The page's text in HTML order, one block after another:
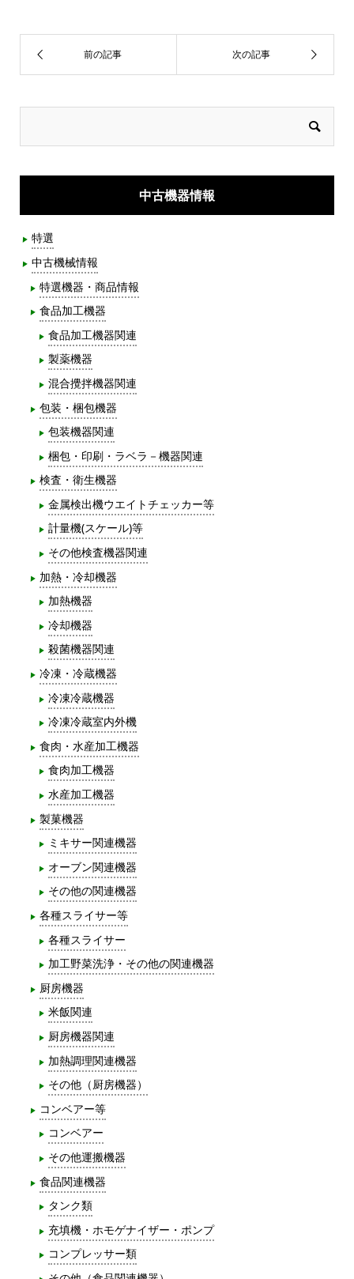
中古機器情報
特選
中古機械情報
特選機器・商品情報
食品加工機器
食品加工機器関連
製薬機器
混合攪拌機器関連
包装・梱包機器
包装機器関連
梱包・印刷・ラベラ－機器関連
検査・衛生機器
金属検出機ウエイトチェッカー等
計量機(スケール)等
その他検査機器関連
加熱・冷却機器
加熱機器
冷却機器
殺菌機器関連
冷凍・冷蔵機器
冷凍冷蔵機器
冷凍冷蔵室内外機
食肉・水産加工機器
食肉加工機器
水産加工機器
製菓機器
ミキサー関連機器
オーブン関連機器
その他の関連機器
各種スライサー等
各種スライサー
加工野菜洗浄・その他の関連機器
厨房機器
米飯関連
厨房機器関連
加熱調理関連機器
その他（厨房機器）
コンベアー等
コンベアー
その他運搬機器
食品関連機器
タンク類
充填機・ホモゲナイザー・ポンプ
コンプレッサー類